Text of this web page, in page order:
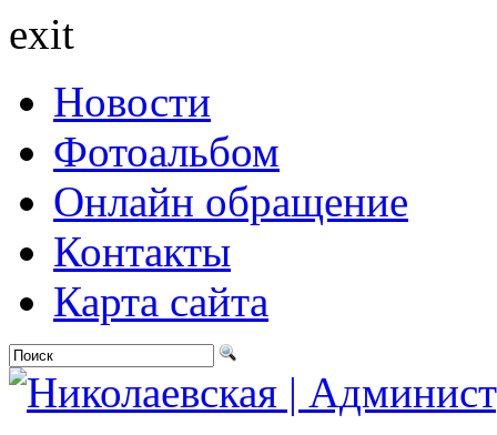
exit
Новости
Фотоальбом
Онлайн обращение
Контакты
Карта сайта